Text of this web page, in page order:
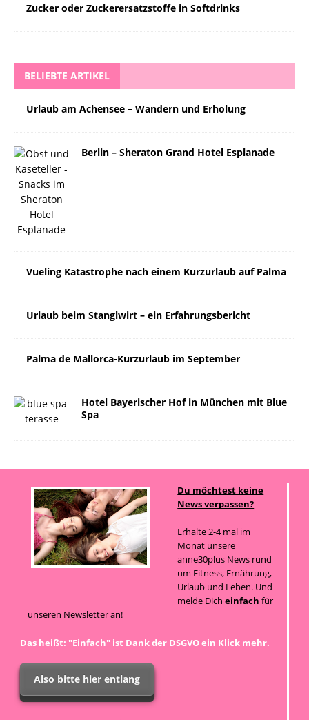
Zucker oder Zuckerersatzstoffe in Softdrinks
BELIEBTE ARTIKEL
Urlaub am Achensee – Wandern und Erholung
Berlin – Sheraton Grand Hotel Esplanade
Vueling Katastrophe nach einem Kurzurlaub auf Palma
Urlaub beim Stanglwirt – ein Erfahrungsbericht
Palma de Mallorca-Kurzurlaub im September
Hotel Bayerischer Hof in München mit Blue
Spa
Du möchtest keine
News verpassen?
Erhalte 2-4 mal im
Monat unsere
anne30plus News rund
um Fitness, Ernährung,
Urlaub und Leben. Und
melde Dicheinfach für
unseren Newsletter an!
Das heißt: "Einfach" ist Dank der DSGVO ein Klick mehr.
Also bitte hier entlang